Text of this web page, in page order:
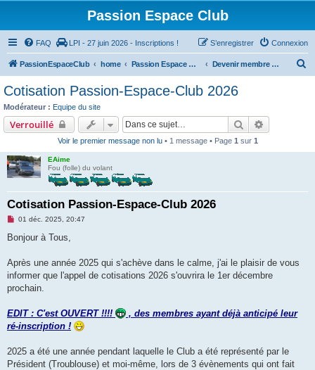
Passion Espace Club
FAQ LPI - 27 juin 2026 - Inscriptions ! Connexion
S’enregistrer
PassionEspaceClub home Passion Espace Club Devenir membre du Club
Cotisation Passion-Espace-Club 2026
Modérateur : Equipe du site
Verrouillé Rechercher
Voir le premier message non lu• 1 message • Page 1 sur 1
EAime
Fou (folle) du volant
Cotisation Passion-Espace-Club 2026
M
s
g
n
o
u
01 déc. 2025, 20:47
Bonjour à Tous,
Après une année 2025 qui s'achève dans le calme, j'ai le plaisir de vous
informer que l'appel de cotisations 2026 s'ouvrira le 1er décembre
prochain.
EDIT : C'est OUVERT !!!!
, des membres ayant déjà anticipé leur
ré-inscription !
2025 a été une année pendant laquelle le Club a été représenté par le
Président (Troublouse) et moi-même, lors de 3 évènements qui ont fait